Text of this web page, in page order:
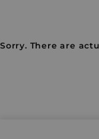
Sorry. There are